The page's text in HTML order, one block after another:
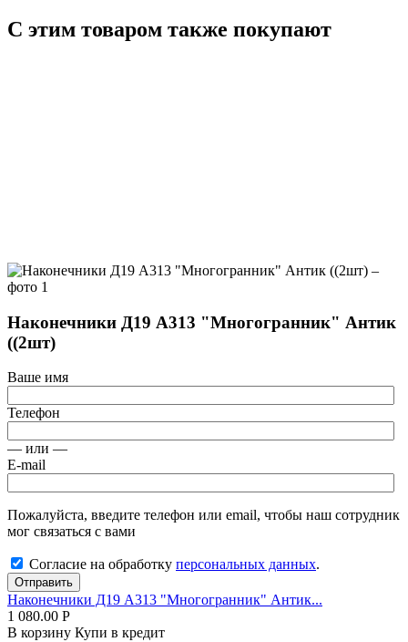
С этим товаром также покупают
Наконечники Д19 А313 "Многогранник" Антик
((2шт)
Ваше имя
Телефон
— или —
E-mail
Пожалуйста, введите телефон или email, чтобы наш сотрудник
мог связаться с вами
Согласие на обработку персональных данных.
Отправить
Наконечники Д19 А313 "Многогранник" Антик...
1 080.00 Р
В корзину Купи в кредит